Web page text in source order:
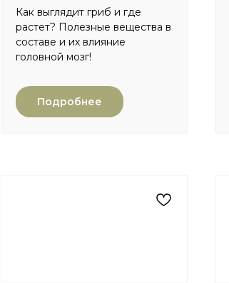
Как выглядит гриб и где
растет? Полезные вещества в
составе и их влияние
головной мозг!
Подробнее